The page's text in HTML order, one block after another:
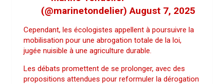
(@marinetondelier) August 7, 2025
Cependant, les écologistes appellent à poursuivre la
mobilisation pour une abrogation totale de la loi,
jugée nuisible à une agriculture durable.
Les débats promettent de se prolonger, avec des
propositions attendues pour reformuler la dérogation